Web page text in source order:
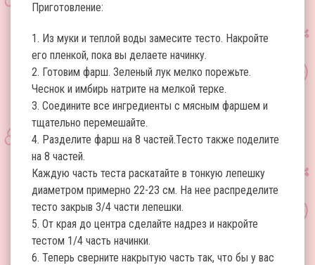
Приготовление:
1. Из муки и теплой воды замесите тесто. Накройте
его пленкой, пока вы делаете начинку.
2. Готовим фарш. Зеленый лук мелко порежьте.
Чеснок и имбирь натрите на мелкой терке.
3. Соедините все ингредиенты с мясным фаршем и
тщательно перемешайте.
4. Разделите фарш на 8 частей.Тесто также поделите
на 8 частей.
Каждую часть теста раскатайте в тонкую лепешку
диаметром примерно 22-23 см. На нее распределите
тесто закрыв 3/4 части лепешки.
5. От края до центра сделайте надрез и накройте
тестом 1/4 часть начинки.
6. Теперь сверните накрытую часть так, что бы у вас